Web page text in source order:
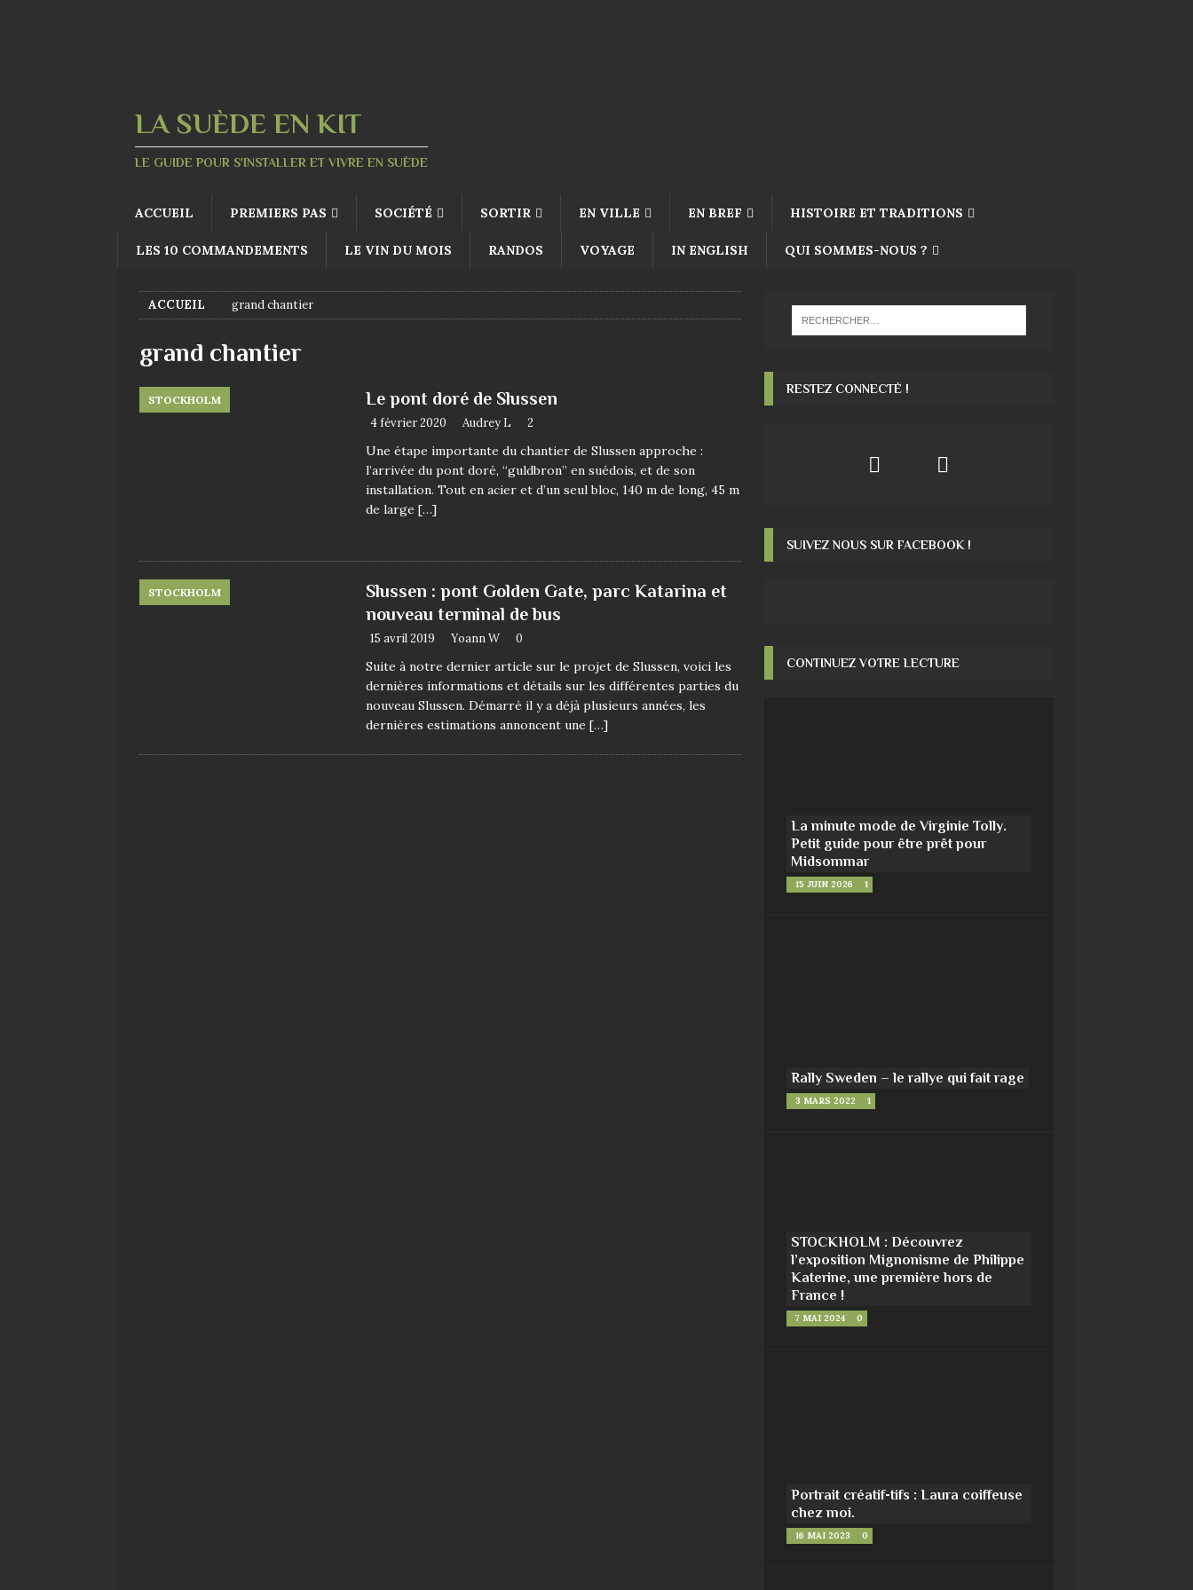
LA SUÈDE EN KIT
LE GUIDE POUR S'INSTALLER ET VIVRE EN SUÈDE
ACCUEIL PREMIERS PAS SOCIÉTÉ SORTIR EN VILLE EN BREF HISTOIRE ET TRADITIONS
LES 10 COMMANDEMENTS LE VIN DU MOIS RANDOS VOYAGE IN ENGLISH QUI SOMMES-NOUS ?
ACCUEIL grand chantier
grand chantier
STOCKHOLM Le pont doré de Slussen
4 février 2020 Audrey L 2
Une étape importante du chantier de Slussen approche :
l’arrivée du pont doré, “guldbron” en suédois, et de son
installation. Tout en acier et d’un seul bloc, 140 m de long, 45 m
de large […]
STOCKHOLM
Slussen : pont Golden Gate, parc Katarina et
nouveau terminal de bus
15 avril 2019 Yoann W 0
Suite à notre dernier article sur le projet de Slussen, voici les
dernières informations et détails sur les différentes parties du
nouveau Slussen. Démarré il y a déjà plusieurs années, les
dernières estimations annoncent une […]
RESTEZ CONNECTÉ !
SUIVEZ NOUS SUR FACEBOOK !
CONTINUEZ VOTRE LECTURE
La minute mode de Virginie Tolly.
Petit guide pour être prêt pour
Midsommar
15 JUIN 2026 1
Rally Sweden – le rallye qui fait rage
3 MARS 2022 1
STOCKHOLM : Découvrez
l’exposition Mignonisme de Philippe
Katerine, une première hors de
France !
7 MAI 2024 0
Portrait créatif-tifs : Laura coiffeuse
chez moi.
16 MAI 2023 0